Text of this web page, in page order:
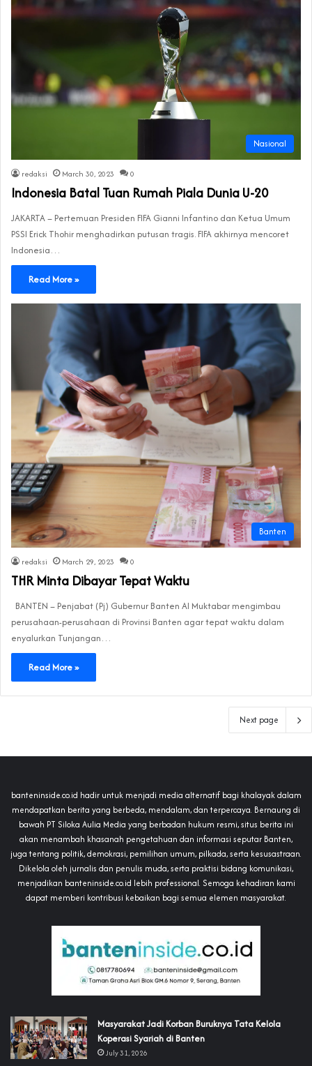
Nasional
redaksi March 30, 2023 0
Indonesia Batal Tuan Rumah Piala Dunia U-20
JAKARTA – Pertemuan Presiden FIFA Gianni Infantino dan Ketua Umum
PSSI Erick Thohir menghadirkan putusan tragis. FIFA akhirnya mencoret
Indonesia…
Read More »
Banten
redaksi March 29, 2023 0
THR Minta Dibayar Tepat Waktu
BANTEN – Penjabat (Pj) Gubernur Banten Al Muktabar mengimbau
perusahaan-perusahaan di Provinsi Banten agar tepat waktu dalam
enyalurkan Tunjangan…
Read More »
Next page
banteninside.co.id hadir untuk menjadi media alternatif bagi khalayak dalam
mendapatkan berita yang berbeda, mendalam, dan terpercaya. Bernaung di
bawah PT Siloka Aulia Media yang berbadan hukum resmi, situs berita ini
akan menambah khasanah pengetahuan dan informasi seputar Banten,
juga tentang politik, demokrasi, pemilihan umum, pilkada, serta kesusastraan.
Dikelola oleh jurnalis dan penulis muda, serta praktisi bidang komunikasi,
menjadikan banteninside.co.id lebih professional. Semoga kehadiran kami
dapat memberi kontribusi kebaikan bagi semua elemen masyarakat.
‎Masyarakat Jadi Korban Buruknya Tata Kelola
Koperasi Syariah di Banten
July 31, 2026